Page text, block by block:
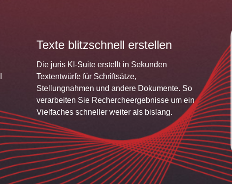
Texte blitzschnell erstellen
Die juris KI-Suite erstellt in Sekunden
Textentwürfe für Schriftsätze,
Stellungnahmen und andere Dokumente. So
verarbeiten Sie Rechercheergebnisse um ein
Vielfaches schneller weiter als bislang.